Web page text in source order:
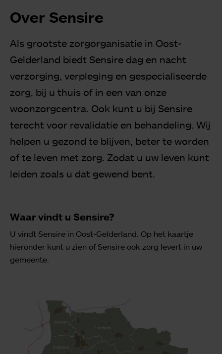
Over Sensire
Als grootste zorgorganisatie in Oost-
Gelderland biedt Sensire dag en nacht
verzorging, verpleging en gespecialiseerde
zorg, bij u thuis of in een van onze
woonzorgcentra. Ook kunt u bij Sensire
terecht voor revalidatie en behandeling. Wij
helpen u gezond te blijven, beter te worden
of te leven met zorg. Zodat u uw leven kunt
leiden zoals u dat gewend bent.
Waar vindt u Sensire?
U vindt Sensire in Oost-Gelderland. Op het kaartje
hieronder kunt u zien of Sensire ook zorg levert in uw
gemeente.